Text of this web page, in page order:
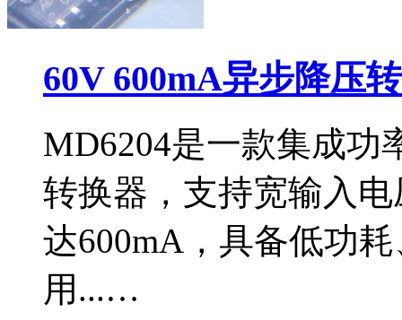
60V 600mA异步降压
MD6204是一款集成功
转换器，支持宽输入
达600mA，具备低功
用...…